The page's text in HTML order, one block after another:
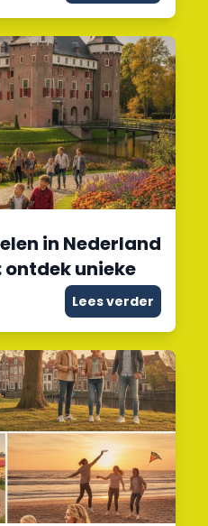
in Nederland
ontdek unieke
Lees verder